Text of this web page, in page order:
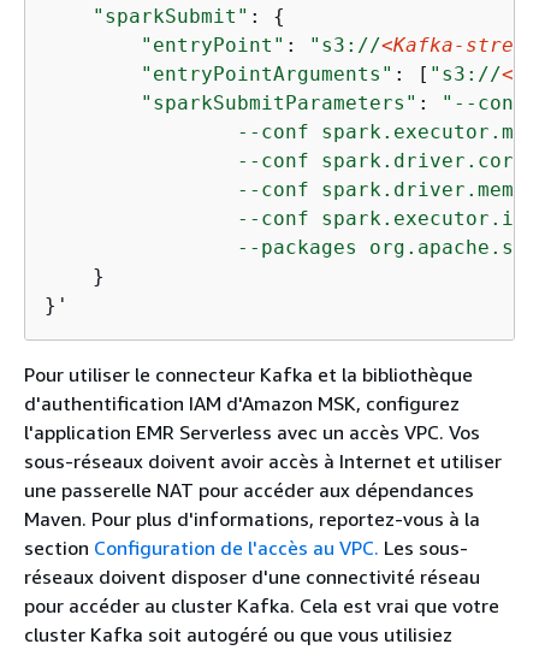
"sparkSubmit" : {
"entryPoint" : "s3://<Kafka-
"entryPointArguments" : [ "s3://
"sparkSubmitParameters" :
"--conf
--conf
--conf
--conf
--conf
--packages
    }
}'
Pour utiliser le connecteur Kafka et la bibliothèque
d'authentification IAM d'Amazon MSK, configurez
l'application EMR Serverless avec un accès VPC. Vos
sous-réseaux doivent avoir accès à Internet et utiliser
une passerelle NAT pour accéder aux dépendances
Maven. Pour plus d'informations, reportez-vous à la
section Configuration de l'accès au VPC. Les sous-
réseaux doivent disposer d'une connectivité réseau
pour accéder au cluster Kafka. Cela est vrai que votre
cluster Kafka soit autogéré ou que vous utilisiez